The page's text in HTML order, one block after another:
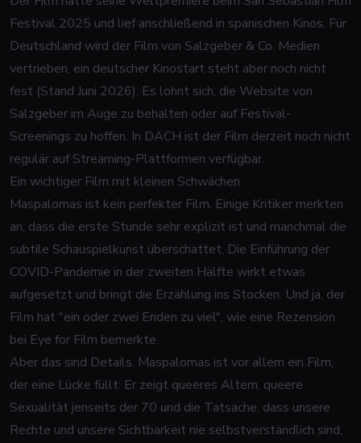
Festival 2025 und lief anschließend in spanischen Kinos. Für
Deutschland wird der Film von Salzgeber & Co. Medien
vertrieben, ein deutscher Kinostart steht aber noch nicht
fest (Stand Juni 2026). Es lohnt sich, die Website von
Salzgeber im Auge zu behalten oder auf Festival-
Screenings zu hoffen. In DACH ist der Film derzeit noch nicht
regulär auf Streaming-Plattformen verfügbar.
Ein wichtiger Film mit kleinen Schwächen
Maspalomas ist kein perfekter Film. Einige Kritiker merkten
an, dass die erste Stunde sehr explizit ist und manchmal die
subtile Schauspielkunst überschattet. Die Einführung der
COVID-Pandemie in der zweiten Hälfte wirkt etwas
aufgesetzt und bringt die Erzählung ins Stocken. Und ja, der
Film hat "ein oder zwei Enden zu viel", wie eine Rezension
bei Eye for Film bemerkte.
Aber das sind Details. Maspalomas ist vor allem ein Film,
der eine Lücke füllt: Er zeigt queeres Altern, queere
Sexualität jenseits der 70 und die Tatsache, dass unsere
Rechte und unsere Sichtbarkeit nie selbstverständlich sind,